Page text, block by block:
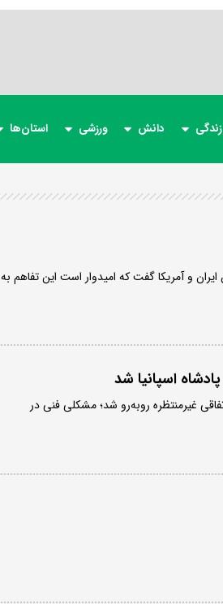
دانش ورزشی استان‌ها
و آمریکا گفت که امیدوار است این تفاهم به
اسپانیا شد
غیرمنتظره روبه‌رو شد؛ مشکلی فنی در